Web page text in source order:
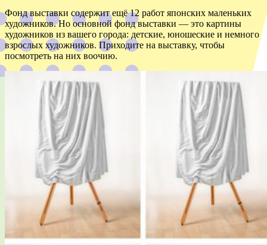
Фонд выставки содержит ещё 12 работ японских маленьких
художников. Но основной фонд выставки — это картины
художников из вашего города: детские, юношеские и немного
взрослых художников. Приходите на выставку, чтобы
посмотреть на них воочию.